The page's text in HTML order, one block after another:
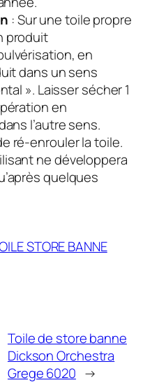
: Sur une toile propre
produit
en
dans un sens
». Laisser sécher 1
en
l’autre sens.
ré-enrouler la toile.
ne développera
quelques
STORE BANNE
Toile de store banne
Dickson Orchestra
Grege 6020 →